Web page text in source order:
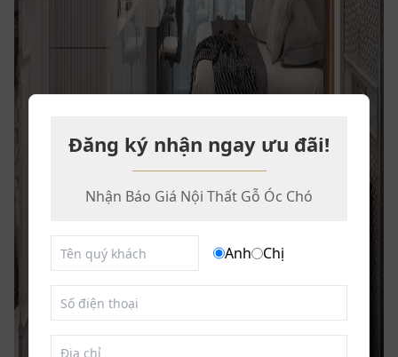
Đăng ký nhận ngay ưu đãi!
Nhận Báo Giá Nội Thất Gỗ Óc Chó
Anh Chị